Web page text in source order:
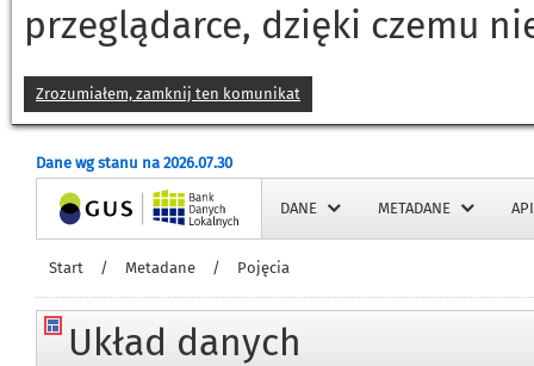
przeglądarce, dzięki czemu
Zrozumiałem, zamknij ten komunikat
Dane wg stanu na 2026.07.30
Strona główna DANE METADANE API
Start / Metadane / Pojęcia
Układ danych